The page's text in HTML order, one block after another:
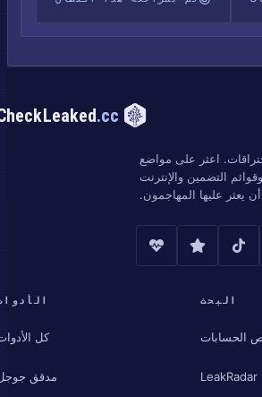
CheckLeaked.cc
اعثر على مواضع
التضمين والإنترنت
عليها المهاجمون.
البحث الأدوات
كل الأدوات
مدقق جوجل